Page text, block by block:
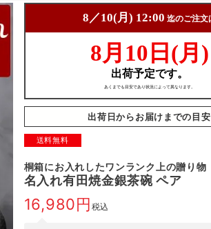
出荷日からお届けまでの目安
送料無料
桐箱にお入れしたワンランク上の贈り物
名入れ有田焼金銀茶碗 ペア
16,980 税込